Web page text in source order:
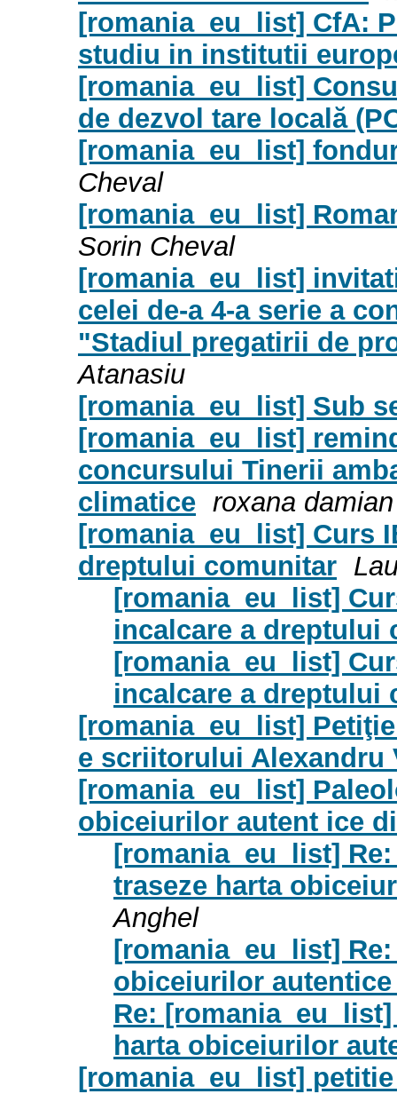
[romania_eu_list] CfA:
studiu in institutii
[romania_eu_list]
de dezvol tare locală
[romania_eu_list]
Cheval
[romania_eu_list]
Sorin Cheval
[romania_eu_list]
celei de-a 4-a serie a
"Stadiul pregatirii de
Atanasiu
[romania_eu_list] Sub
[romania_eu_list]
concursului Tinerii
climatice roxana damian
[romania_eu_list] Curs
dreptului comunitar
[romania_eu_list]
incalcare a dreptului
[romania_eu_list]
incalcare a dreptului
[romania_eu_list]
e scriitorului Alexandru
[romania_eu_list]
obiceiurilor autent ice
[romania_eu_list]
traseze harta
Anghel
[romania_eu_list]
obiceiurilor
Re:
harta obiceiurilor
[romania_eu_list]